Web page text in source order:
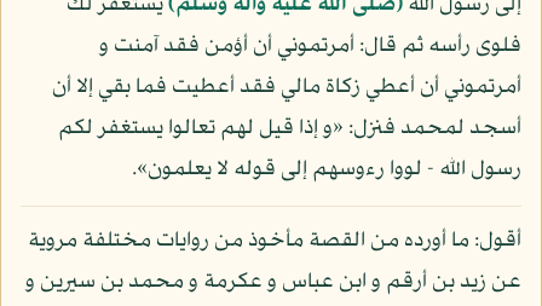
فلوى رأسه ثم قال: أمرتموني أن أؤمن فقد آمنت و
أمرتموني أن أعطي زكاة مالي فقد أعطيت فما بقي إلا أن
أسجد لمحمد فنزل: «و إذا قيل لهم تعالوا يستغفر لكم
رسول الله - لووا رءوسهم إلى قوله لا يعلمون».
أقول: ما أورده من القصة مأخوذ من روايات مختلفة مروية
عن زيد بن أرقم و ابن عباس و عكرمة و محمد بن سيرين و